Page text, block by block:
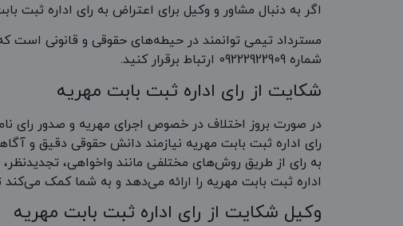
اگر به دنبال مشاور و وکیل برای اعتراض به رای اداره ثبت
مسترداد تیمی توانمند در حیطه‌های حقوقی و قانونی است
شماره 09222922909 ارتباط برقرار کنید.
شکایت از رای اداره ثبت بابت مهریه
در صورت بروز اختلاف در خصوص اجرای مهریه و صدور رای
رای اداره ثبت بابت مهریه نیازمند دانش حقوقی دقیق و
به رای از طریق روش‌های مختلفی مانند واخواهی،
اداره ثبت بابت مهریه را ارائه می‌دهد و به شما کمک می‌کند
وکیل شکایت از رای اداره ثبت بابت مهریه